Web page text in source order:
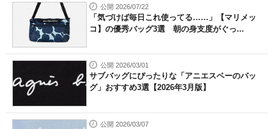
公開 2026/07/22
「気づけば毎日これ使ってる……」【マリメッ
コ】の優秀バッグ3選 朝の身支度がぐっ...
公開 2026/03/01
サブバッグにぴったりな「アニエスベーのバッ
グ」おすすめ3選【2026年3月版】
公開 2026/03/07